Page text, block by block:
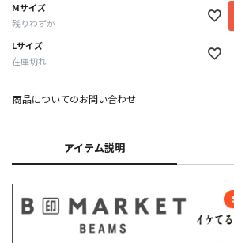
Mサイズ
残りわずか
Lサイズ
在庫切れ
商品についてのお問い合わせ
アイテム説明